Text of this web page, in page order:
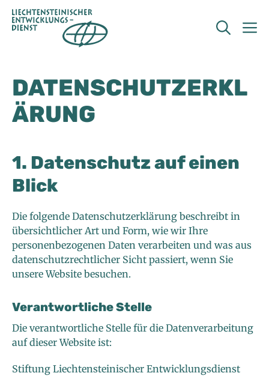
Zum
Inhalt
DATENSCHUTZERKL
ÄRUNG
1. Datenschutz auf einen
Blick
Die folgende Datenschutzerklärung beschreibt in
übersichtlicher Art und Form, wie wir Ihre
personenbezogenen Daten verarbeiten und was aus
datenschutzrechtlicher Sicht passiert, wenn Sie
unsere Website besuchen.
Verantwortliche Stelle
Die verantwortliche Stelle für die Datenverarbeitung
auf dieser Website ist:
Stiftung Liechtensteinischer Entwicklungsdienst